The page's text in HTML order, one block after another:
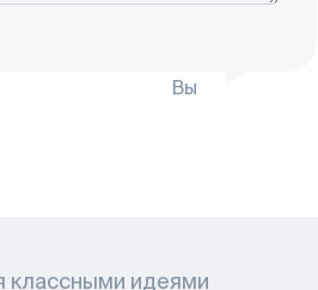
Вы
классными идеями